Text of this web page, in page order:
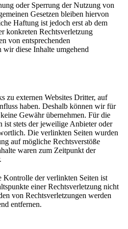
oder Sperrung der Nutzung von
Gesetzen bleiben hiervon
Haftung ist jedoch erst ab dem
konkreten Rechtsverletzung
von entsprechenden
wir diese Inhalte umgehend
zu externen Websites Dritter, auf
haben. Deshalb können wir für
Gewähr übernehmen. Für die
ist stets der jeweilige Anbieter oder
Die verlinkten Seiten wurden
auf mögliche Rechtsverstöße
waren zum Zeitpunkt der
Kontrolle der verlinkten Seiten ist
einer Rechtsverletzung nicht
von Rechtsverletzungen werden
entfernen.